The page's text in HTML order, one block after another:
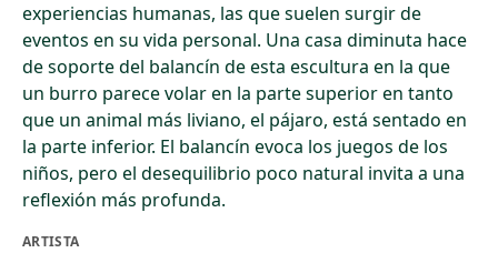
experiencias humanas, las que suelen surgir de
eventos en su vida personal. Una casa diminuta hace
de soporte del balancín de esta escultura en la que
un burro parece volar en la parte superior en tanto
que un animal más liviano, el pájaro, está sentado en
la parte inferior. El balancín evoca los juegos de los
niños, pero el desequilibrio poco natural invita a una
reflexión más profunda.
ARTISTA